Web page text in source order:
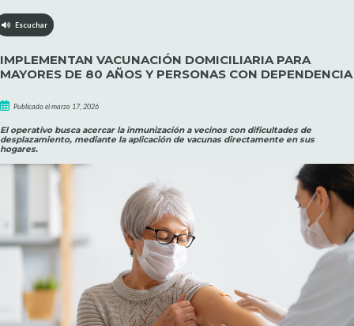
Escuchar
IMPLEMENTAN VACUNACIÓN DOMICILIARIA PARA
MAYORES DE 80 AÑOS Y PERSONAS CON DEPENDENCIA
Publicado el marzo 17, 2026
El operativo busca acercar la inmunización a vecinos con dificultades de
desplazamiento, mediante la aplicación de vacunas directamente en sus
hogares.